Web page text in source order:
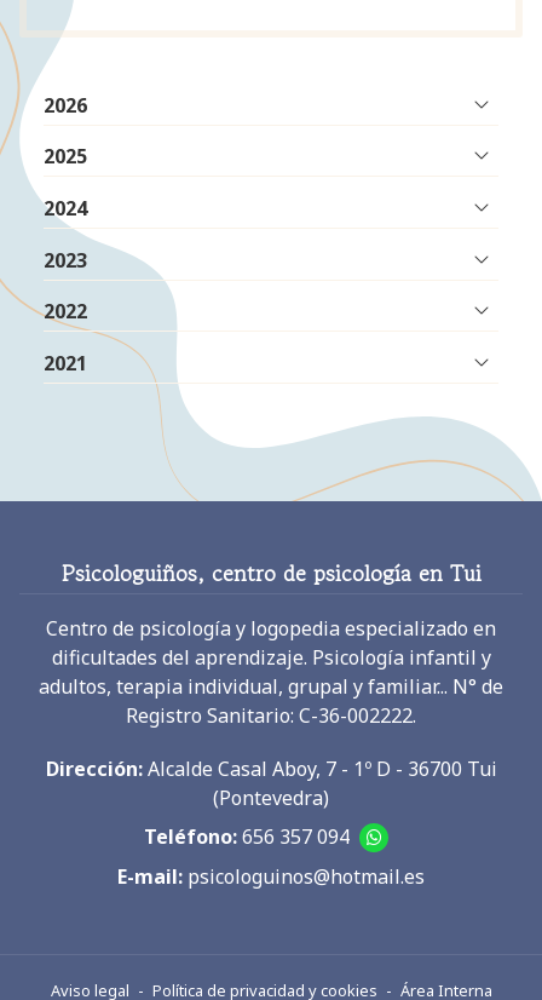
2026
2025
2024
2023
2022
2021
Psicologuiños, centro de psicología en Tui
Centro de psicología y logopedia especializado en
dificultades del aprendizaje. Psicología infantil y
adultos, terapia individual, grupal y familiar... N° de
Registro Sanitario: C-36-002222.
Dirección: Alcalde Casal Aboy, 7 - 1º D - 36700 Tui
(Pontevedra)
Teléfono:656 357 094
E-mail: psicologuinos@hotmail.es
Aviso legal - Política de privacidad y cookies - Área Interna